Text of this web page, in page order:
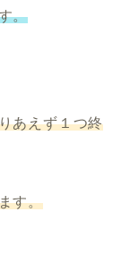
。
あえず１つ終
す。